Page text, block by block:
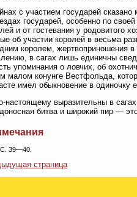
с участием государей
государей, особенно по
и от гостевания у родовитого
об участии королей в весьма
королем, жертвоприношения
в сагах лишь единичны
упоминания о ловчих, об
малом конунге Вестфольда,
имел обыкновение в одиночку
настоящему выразительны в
битва и широкий пир —
С. 39—40.
страница